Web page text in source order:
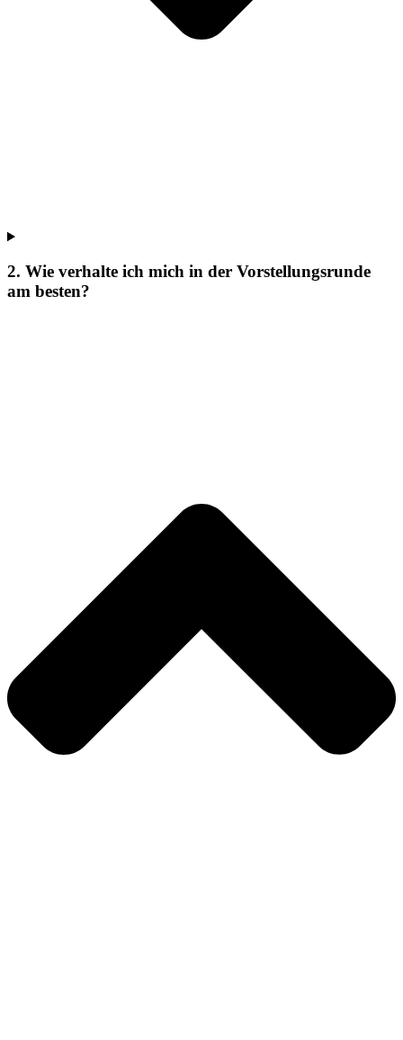
2. Wie verhalte ich mich in der Vorstellungsrunde
am besten?